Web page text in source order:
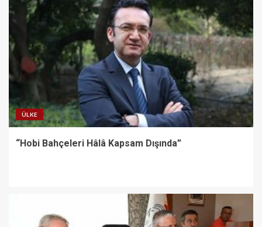
ÜLKE
“Hobi Bahçeleri Hâlâ Kapsam Dışında”